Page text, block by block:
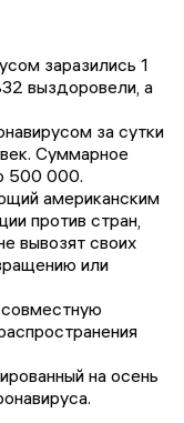
заразились 1
выздоровели, а
за сутки
Суммарное
500 000.
американским
против стран,
вывозят своих
или
на осень